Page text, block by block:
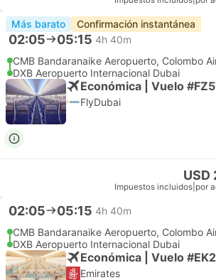
Más barato Confirmación instantánea
02:05 05:15 4h 40m
CMB Bandaranaike Aeropuerto, Colombo
DXB Aeropuerto Internacional Dubai
Económica | Vuelo
FlyDubai
USD
Impuestos incluidos por
02:05 05:15 4h 40m
CMB Bandaranaike Aeropuerto, Colombo
DXB Aeropuerto Internacional Dubai
Económica | Vuelo
Emirates